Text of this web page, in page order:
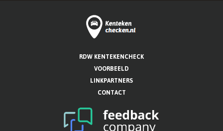
RDW KENTEKENCHECK
VOORBEELD
LINKPARTNERS
CONTACT